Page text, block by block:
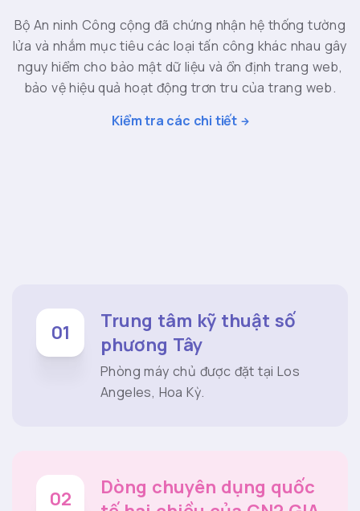
Bộ An ninh Công cộng đã chứng nhận hệ thống tường
lửa và nhắm mục tiêu các loại tấn công khác nhau gây
nguy hiểm cho bảo mật dữ liệu và ổn định trang web,
bảo vệ hiệu quả hoạt động trơn tru của trang web.
Kiểm tra các chi tiết
01
Trung tâm kỹ thuật số
phương Tây
Phòng máy chủ được đặt tại Los
Angeles, Hoa Kỳ.
02
Dòng chuyên dụng quốc